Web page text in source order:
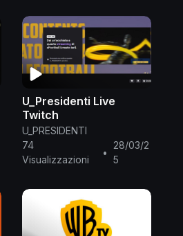
U_Presidenti Live
Twitch
U_PRESIDENTI
74
Visualizzazioni
•
28/03/2
5